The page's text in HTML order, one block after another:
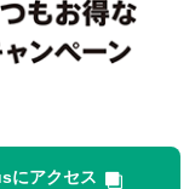
にアクセス